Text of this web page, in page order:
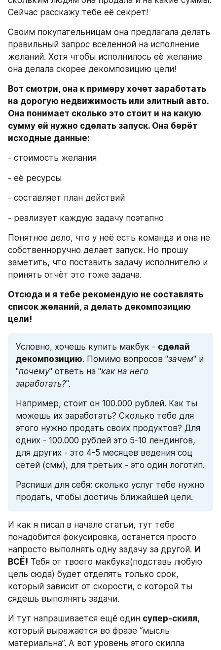
Сейчас расскажу тебе её секрет!
Своим покупательницам она предлагала делать
правильный запрос вселенной на исполнение
желаний. Хотя чтобы исполнилось её желание
она делала скорее декомпозицию цели!
Вот смотри, она к примеру хочет заработать
на дорогую недвижимость или элитный авто.
Она понимает сколько это стоит и на какую
сумму ей нужно сделать запуск. Она берёт
исходные данные:
- стоимость желания
- её ресурсы
- составляет план действий
- реализует каждую задачу поэтапно
Понятное дело, что у неё есть команда и она не
собственноручно делает запуск. Но прошу
заметить, что поставить задачу исполнителю и
принять отчёт это тоже задача.
Отсюда и я тебе рекомендую не составлять
список желаний, а делать декомпозицию
цели!
Условно, хочешь купить макбук - сделай
декомпозицию. Помимо вопросов "зачем" и
"почему" ответь на "как на него
заработать?".
Например, стоит он 100.000 рублей. Как ты
можешь их заработать? Сколько тебе для
этого нужно продать своих продуктов? Для
одних - 100.000 рублей это 5-10 лендингов,
для других - это 4-5 месяцев ведения соц
Распиши для себя: сколько услуг тебе нужно
продать, чтобы достичь ближайшей цели.
И как я писал в начале статьи, тут тебе
понадобится фокусировка, останется просто
напросто выполнять одну задачу за другой. И
ВСЁ! Тебя от твоего макбука(подставь любую
цель сюда) будет отделять только срок,
который зависит от скорости, с которой ты
сядешь выполнять задачи.
И тут напрашивается ещё один супер-скилл,
который выражается во фразе “мысль
материальна”. А вот уровень этого скилла